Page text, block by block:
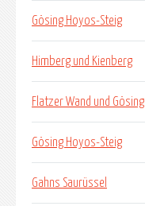
Gösing Hoyos-Steig
Himberg und Kienberg
Flatzer Wand und Gösing
Gösing Hoyos-Steig
Gahns Saurüssel